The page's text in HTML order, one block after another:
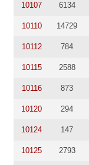
10107 6134
10110 14729
10112 784
10115 2588
10116 873
10120 294
10124 147
10125 2793